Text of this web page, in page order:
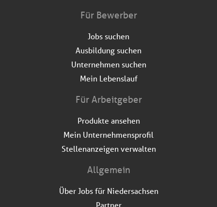
Für Bewerber
Jobs suchen
Ausbildung suchen
Unternehmen suchen
Mein Lebenslauf
Für Arbeitgeber
Produkte ansehen
Mein Unternehmensprofil
Stellenanzeigen verwalten
Allgemein
Über Jobs für Niedersachsen
Partner